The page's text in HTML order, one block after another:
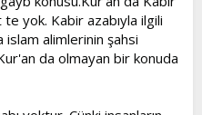
yok. Kabir azabıyla ilgili
alimlerinin şahsi
da olmayan bir konuda